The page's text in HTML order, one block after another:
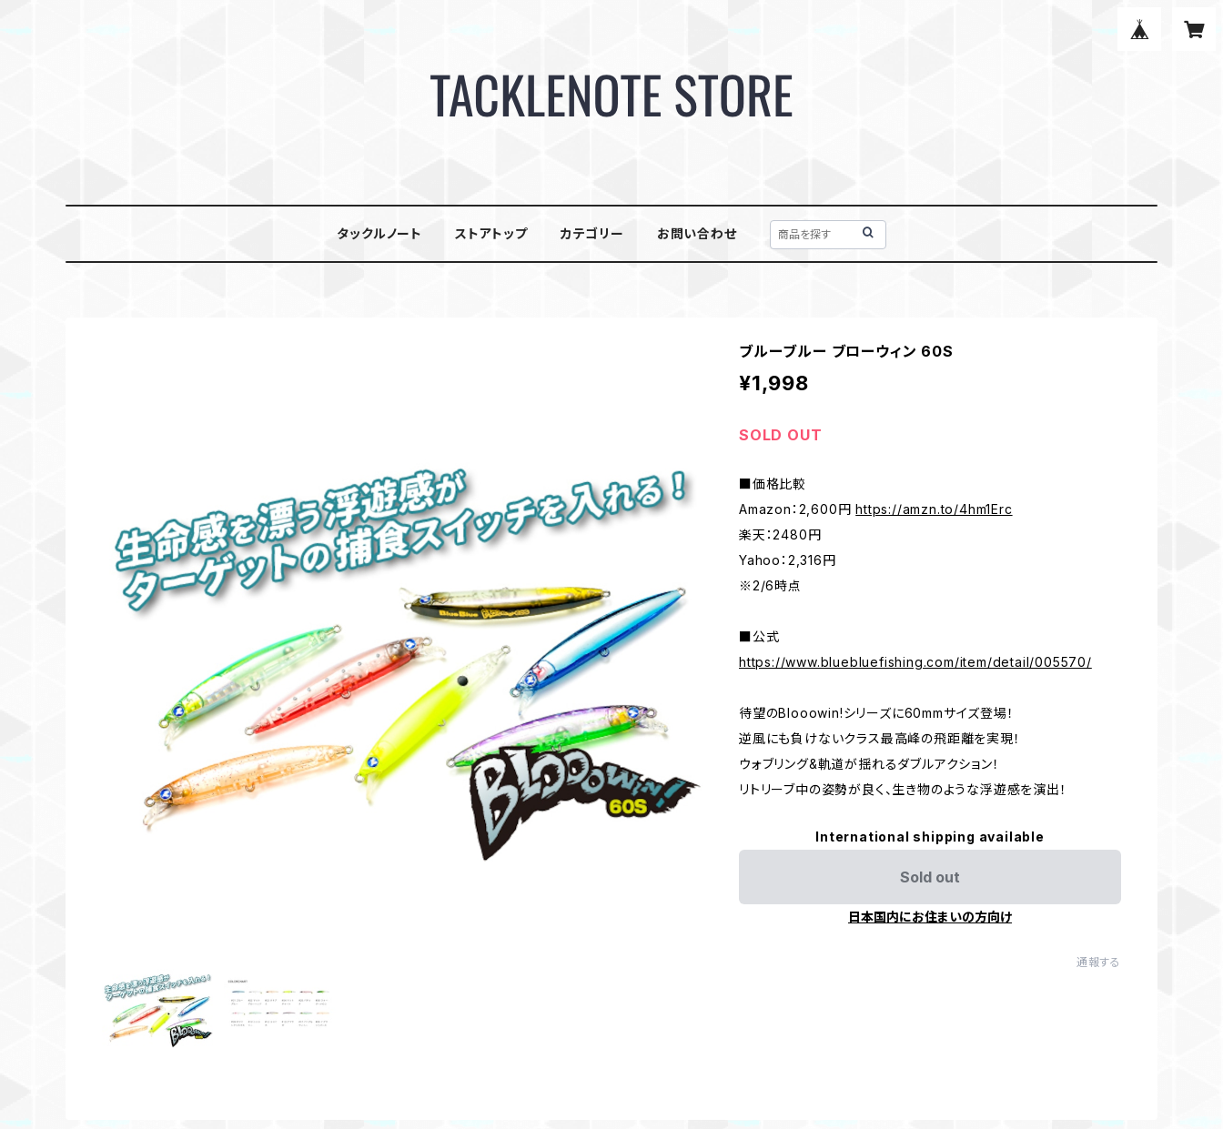
タックルノート ストアトップ カテゴリー お問い合わせ
ブルーブルー ブローウィン 60S
¥1,998
SOLD OUT
■価格比較
Amazon：2,600円https://amzn.to/4hm1Erc
楽天：2480円
Yahoo：2,316円
※2/6時点
■公式
https://www.bluebluefishing.com/item/detail/005570/
待望のBlooowin!シリーズに60mmサイズ登場！
逆風にも負けないクラス最高峰の飛距離を実現！
ウォブリング&軌道が揺れるダブルアクション！
リトリーブ中の姿勢が良く、生き物のような浮遊感を演出！
International shipping available
Sold out
日本国内にお住まいの方向け
通報する